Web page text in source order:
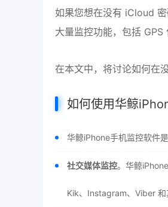
如果您想在没有 iCloud
大量监控功能，包括 GPS
在本文中，将讨论如何在
如何使用华鲸
华鲸iPhone手机监控软件
社交媒体监控。华鲸
Kik、Instagram、Viber 和